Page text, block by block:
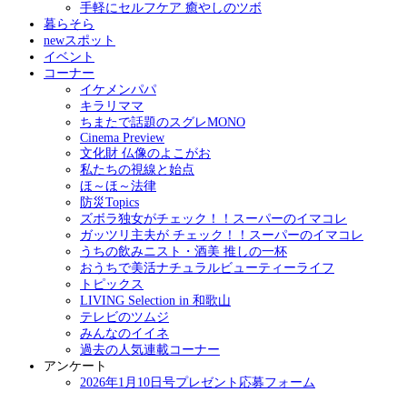
手軽にセルフケア 癒やしのツボ
暮らそら
newスポット
イベント
コーナー
イケメンパパ
キラリママ
ちまたで話題のスグレMONO
Cinema Preview
文化財 仏像のよこがお
私たちの視線と始点
ほ～ほ～法律
防災Topics
ズボラ独女がチェック！！スーパーのイマコレ
ガッツリ主夫が チェック！！スーパーのイマコレ
うちの飲みニスト・酒美 推しの一杯
おうちで美活ナチュラルビューティーライフ
トピックス
LIVING Selection in 和歌山
テレビのツムジ
みんなのイイネ
過去の人気連載コーナー
アンケート
2026年1月10日号プレゼント応募フォーム